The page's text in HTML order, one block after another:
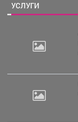
УСЛУГИ